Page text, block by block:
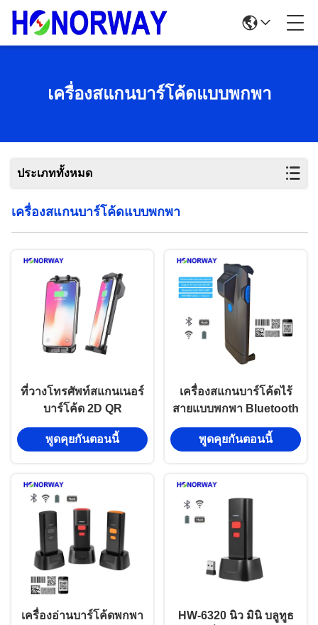
เครื่องสแกนบาร์โค้ดแบบพกพา
ประเภททั้งหมด
เครื่องสแกนบาร์โค้ดแบบพกพา
ที่วางโทรศัพท์สแกนเนอร์
บาร์โค้ด 2D QR
Honorway แบบพกพา
พร้อมบลูทูธไร้สาย Wifi
พูดคุยกันตอนนี้
เครื่องสแกนบาร์โค้ดไร้
สายแบบพกพา Bluetooth
1D 2D แบบหนีบหลัง
พร้อมการสแกนด้วยสมา
พูดคุยกันตอนนี้
เครื่องอ่านบาร์โค้ดพกพา
HW-6320 นิว มินิ บลูทูธ